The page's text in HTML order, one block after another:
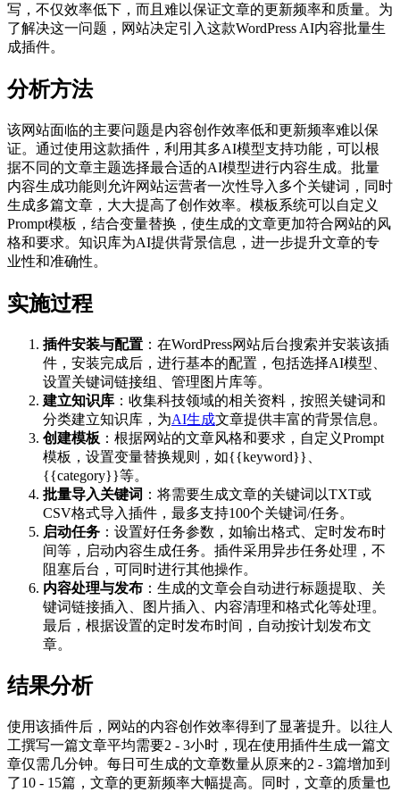
写，不仅效率低下，而且难以保证文章的更新频率和质量。为
了解决这一问题，网站决定引入这款WordPress AI内容批量生
成插件。
分析方法
该网站面临的主要问题是内容创作效率低和更新频率难以保
证。通过使用这款插件，利用其多AI模型支持功能，可以根
据不同的文章主题选择最合适的AI模型进行内容生成。批量
内容生成功能则允许网站运营者一次性导入多个关键词，同时
生成多篇文章，大大提高了创作效率。模板系统可以自定义
Prompt模板，结合变量替换，使生成的文章更加符合网站的风
格和要求。知识库为AI提供背景信息，进一步提升文章的专
业性和准确性。
实施过程
插件安装与配置 ：在WordPress网站后台搜索并安装该插
件，安装完成后，进行基本的配置，包括选择AI模型、
设置关键词链接组、管理图片库等。
建立知识库 ：收集科技领域的相关资料，按照关键词和
分类建立知识库，为AI生成文章提供丰富的背景信息。
创建模板 ：根据网站的文章风格和要求，自定义Prompt
模板，设置变量替换规则，如{{keyword}}、
{{category}}等。
批量导入关键词 ：将需要生成文章的关键词以TXT或
CSV格式导入插件，最多支持100个关键词/任务。
启动任务 ：设置好任务参数，如输出格式、定时发布时
间等，启动内容生成任务。插件采用异步任务处理，不
阻塞后台，可同时进行其他操作。
内容处理与发布 ：生成的文章会自动进行标题提取、关
键词链接插入、图片插入、内容清理和格式化等处理。
最后，根据设置的定时发布时间，自动按计划发布文
章。
结果分析
使用该插件后，网站的内容创作效率得到了显著提升。以往人
工撰写一篇文章平均需要2 - 3小时，现在使用插件生成一篇文
章仅需几分钟。每日可生成的文章数量从原来的2 - 3篇增加到
了10 - 15篇，文章的更新频率大幅提高。同时，文章的质量也